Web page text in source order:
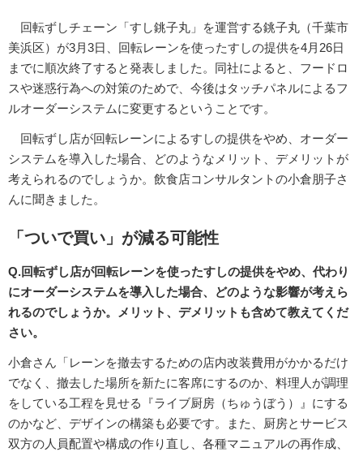
回転ずしチェーン「すし銚子丸」を運営する銚子丸（千葉市
美浜区）が3月3日、回転レーンを使ったすしの提供を4月26日
までに順次終了すると発表しました。同社によると、フードロ
スや迷惑行為への対策のためで、今後はタッチパネルによるフ
ルオーダーシステムに変更するということです。
回転ずし店が回転レーンによるすしの提供をやめ、オーダー
システムを導入した場合、どのようなメリット、デメリットが
考えられるのでしょうか。飲食店コンサルタントの小倉朋子さ
んに聞きました。
「ついで買い」が減る可能性
Q.回転ずし店が回転レーンを使ったすしの提供をやめ、代わり
にオーダーシステムを導入した場合、どのような影響が考えら
れるのでしょうか。メリット、デメリットも含めて教えてくだ
さい。
小倉さん「レーンを撤去するための店内改装費用がかかるだけ
でなく、撤去した場所を新たに客席にするのか、料理人が調理
をしている工程を見せる『ライブ厨房（ちゅうぼう）』にする
のかなど、デザインの構築も必要です。また、厨房とサービス
双方の人員配置や構成の作り直し、各種マニュアルの再作成、